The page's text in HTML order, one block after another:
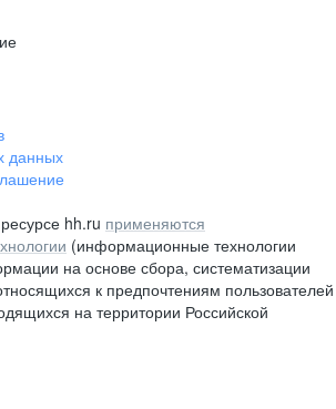
данных
hh.ru применяются
(информационные технологии
на основе сбора, систематизации
к предпочтениям пользователей
на территории Российской